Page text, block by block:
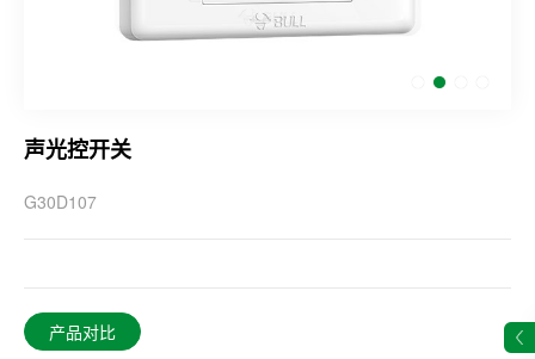
声光控开关
G30D107
产品对比